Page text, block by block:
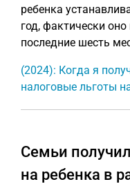
ребенка
год, фактически
последние шесть
(2024): Когда я
налоговые льготы
Семьи
на ребенка в